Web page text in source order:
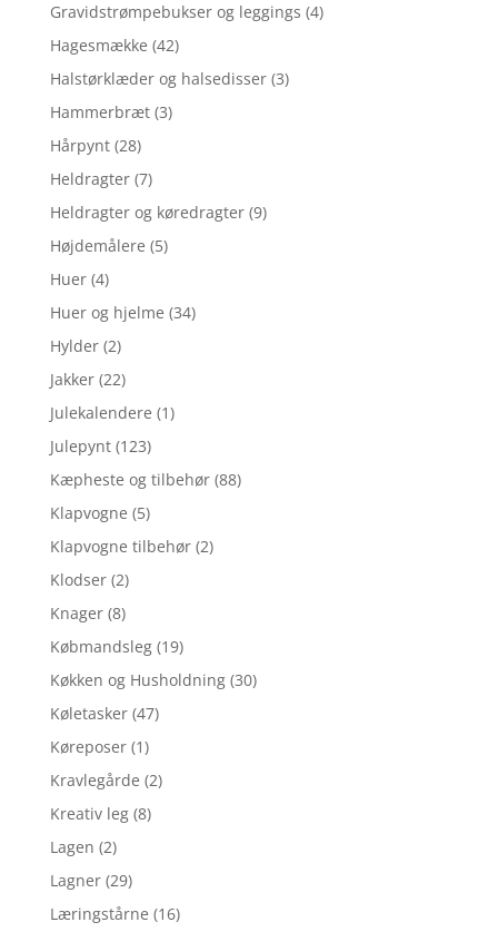
Gravidstrømpebukser og leggings (4)
Hagesmække (42)
Halstørklæder og halsedisser (3)
Hammerbræt (3)
Hårpynt (28)
Heldragter (7)
Heldragter og køredragter (9)
Højdemålere (5)
Huer (4)
Huer og hjelme (34)
Hylder (2)
Jakker (22)
Julekalendere (1)
Julepynt (123)
Kæpheste og tilbehør (88)
Klapvogne (5)
Klapvogne tilbehør (2)
Klodser (2)
Knager (8)
Købmandsleg (19)
Køkken og Husholdning (30)
Køletasker (47)
Køreposer (1)
Kravlegårde (2)
Kreativ leg (8)
Lagen (2)
Lagner (29)
Læringstårne (16)